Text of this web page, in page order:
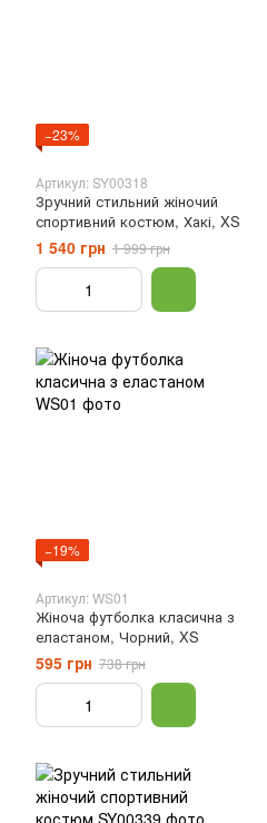
−23%
Артикул: SY00318
Зручний стильний жіночий
спортивний костюм, Хакі, XS
1 540 грн 1 999 грн
−19%
Артикул: WS01
Жіноча футболка класична з
еластаном, Чорний, XS
595 грн 738 грн